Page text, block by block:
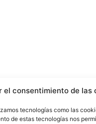
el consentimiento de las
tecnologías como las
de estas tecnologías nos